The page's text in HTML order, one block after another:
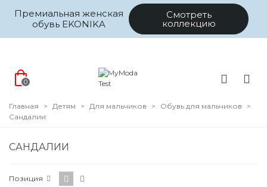
Премиальная женская
обувь EKONIKA
Смотреть
коллекцию
0
Главная > Детям > Для мальчиков > Обувь для мальчиков
>
Сандалии
Цена
САНДАЛИИ
Позиция